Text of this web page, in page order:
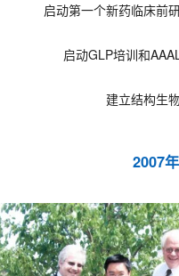
启动第一个新药临床前
启动GLP培训和
建立结构生
2007年